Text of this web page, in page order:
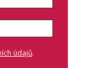
údajů.